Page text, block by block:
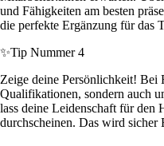
und Fähigkeiten am besten
die perfekte Ergänzung für das
✨Tip Nummer 4
Zeige deine Persönlichkeit! Bei
Qualifikationen, sondern auch
lass deine Leidenschaft für den
durchscheinen. Das wird sicher